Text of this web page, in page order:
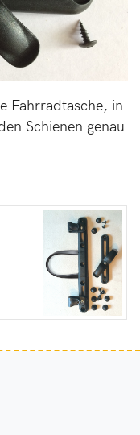
Fahrradtasche, in
Schienen genau